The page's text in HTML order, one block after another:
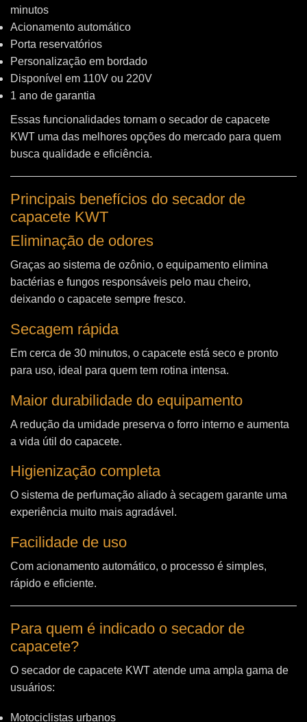
minutos
Acionamento automático
Porta reservatórios
Personalização em bordado
Disponível em 110V ou 220V
1 ano de garantia
Essas funcionalidades tornam o secador de capacete
KWT uma das melhores opções do mercado para quem
busca qualidade e eficiência.
Principais benefícios do secador de
capacete KWT
Eliminação de odores
Graças ao sistema de ozônio, o equipamento elimina
bactérias e fungos responsáveis pelo mau cheiro,
deixando o capacete sempre fresco.
Secagem rápida
Em cerca de 30 minutos, o capacete está seco e pronto
para uso, ideal para quem tem rotina intensa.
Maior durabilidade do equipamento
A redução da umidade preserva o forro interno e aumenta
a vida útil do capacete.
Higienização completa
O sistema de perfumação aliado à secagem garante uma
experiência muito mais agradável.
Facilidade de uso
Com acionamento automático, o processo é simples,
rápido e eficiente.
Para quem é indicado o secador de
capacete?
O secador de capacete KWT atende uma ampla gama de
usuários:
Motociclistas urbanos